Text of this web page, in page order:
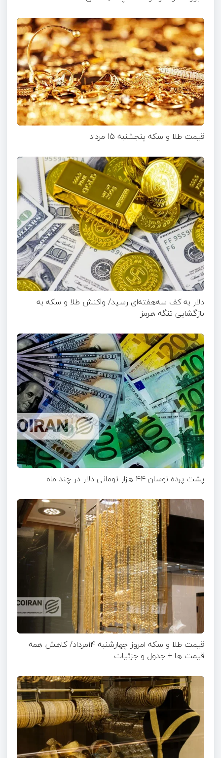
قیمت طلا و سکه پنجشنبه 15 مرداد
دلار به کف سه‌هفته‌ای رسید/ واکنش طلا و سکه به
بازگشایی تنگه هرمز
پشت پرده نوسان ۴۴ هزار تومانی دلار در چند ماه
قیمت طلا و سکه امروز چهارشنبه 14مرداد/ کاهش همه
قیمت ها + جدول و جزئیات